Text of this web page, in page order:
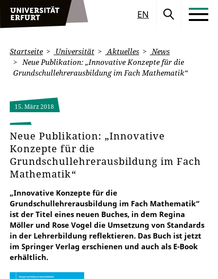
EN
Startseite Universität Aktuelles
News
Neue Publikation: „Innovative Konzepte für die
Grundschullehrerausbildung im Fach Mathematik“
15. März 2018
Neue Publikation: „Innovative
Konzepte für die
Grundschullehrerausbildung im Fach
Mathematik“
„Innovative Konzepte für die
Grundschullehrerausbildung im Fach Mathematik“
ist der Titel eines neuen Buches, in dem Regina
Möller und Rose Vogel die Umsetzung von Standards
in der Lehrerbildung reflektieren. Das Buch ist jetzt
im Springer Verlag erschienen und auch als E-Book
erhältlich.